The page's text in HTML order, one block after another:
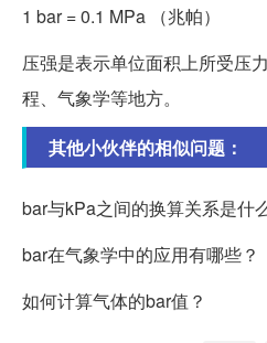
1 bar = 0.1 MPa （兆帕）
压强是表示单位面积上所受压
程、气象学等地方。
其他小伙伴的相似问题：
bar与kPa之间的换算关系是什
bar在气象学中的应用有哪些？
如何计算气体的bar值？